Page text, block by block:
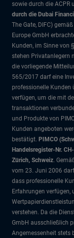
sowie durch die ACPR
durch die Dubai
The Gate, DIFC) gemäß
Europe GmbH
Kunden, im Sinne von
stehen Privatanlegern
die vorliegende
565/2017 darf eine
professionelle Kunden
verfügen, um die mit
transaktionen
und Produkte von
Kunden angeboten
bestätigt. PIMCO
Handelsregister-Nr.
Zürich, Schweiz.
vom 23. Juni 2006
dass professionelle
Erfahrungen verfügen,
verstehen. Da die
GmbH ausschließlich
Angemessenheit stets